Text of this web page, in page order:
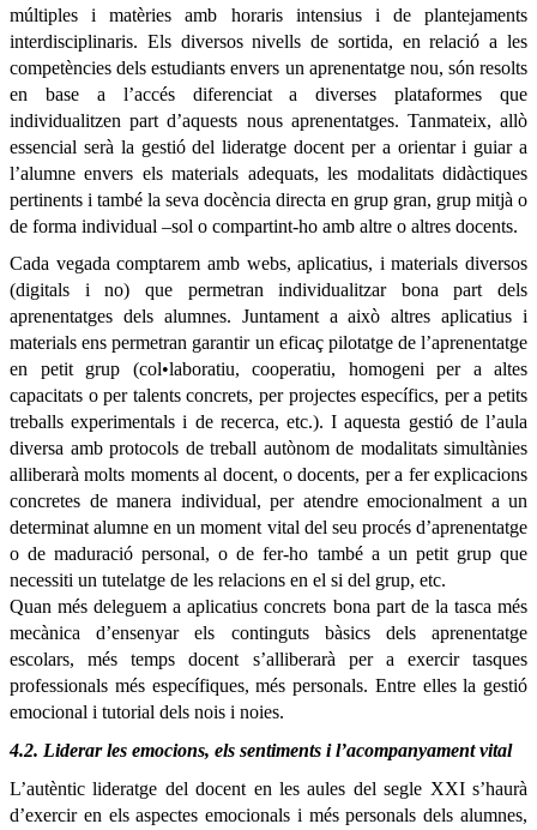
múltiples i matèries amb horaris intensius i de plantejaments
interdisciplinaris. Els diversos nivells de sortida, en relació a les
competències dels estudiants envers un aprenentatge nou, són resolts
en base a l’accés diferenciat a diverses plataformes que
individualitzen part d’aquests nous aprenentatges. Tanmateix, allò
essencial serà la gestió del lideratge docent per a orientar i guiar a
l’alumne envers els materials adequats, les modalitats didàctiques
pertinents i també la seva docència directa en grup gran, grup mitjà o
de forma individual –sol o compartint-ho amb altre o altres docents.
Cada vegada comptarem amb webs, aplicatius, i materials diversos
(digitals i no) que permetran individualitzar bona part dels
aprenentatges dels alumnes. Juntament a això altres aplicatius i
materials ens permetran garantir un eficaç pilotatge de l’aprenentatge
en petit grup (col•laboratiu, cooperatiu, homogeni per a altes
capacitats o per talents concrets, per projectes específics, per a petits
treballs experimentals i de recerca, etc.). I aquesta gestió de l’aula
diversa amb protocols de treball autònom de modalitats simultànies
alliberarà molts moments al docent, o docents, per a fer explicacions
concretes de manera individual, per atendre emocionalment a un
determinat alumne en un moment vital del seu procés d’aprenentatge
o de maduració personal, o de fer-ho també a un petit grup que
necessiti un tutelatge de les relacions en el si del grup, etc.
Quan més deleguem a aplicatius concrets bona part de la tasca més
mecànica d’ensenyar els continguts bàsics dels aprenentatge
escolars, més temps docent s’alliberarà per a exercir tasques
professionals més específiques, més personals. Entre elles la gestió
emocional i tutorial dels nois i noies.
4.2. Liderar les emocions, els sentiments i l’acompanyament vital
L’autèntic lideratge del docent en les aules del segle XXI s’haurà
d’exercir en els aspectes emocionals i més personals dels alumnes,